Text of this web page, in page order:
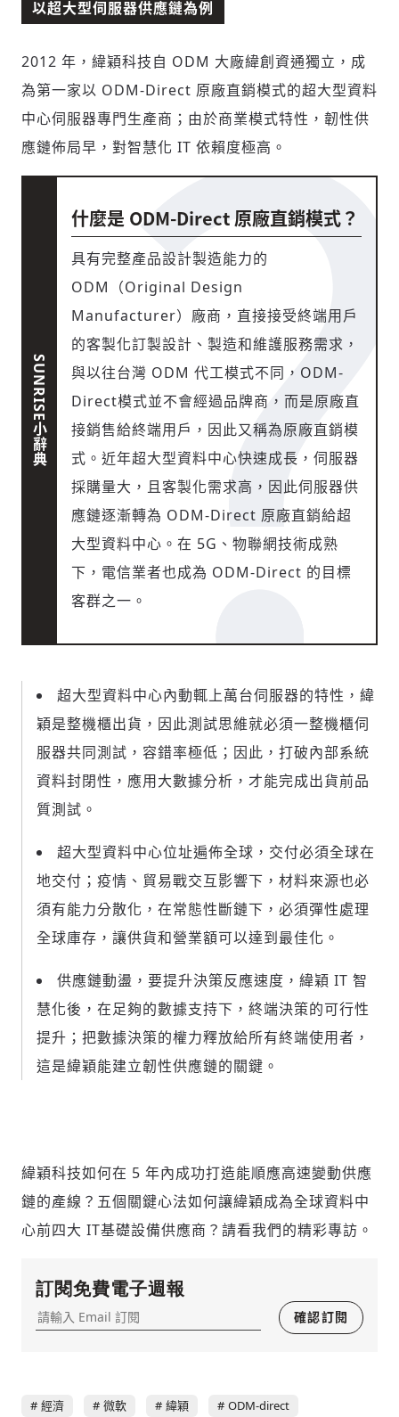
登入或註冊
輸入 Email 驗證碼
請輸入發送到的驗證碼
將此文章當作禮物
近期曾送禮給下列會員
將此文章當作禮物
將此文章以禮物的形式送給朋友嗎
以超大型伺服器供應鏈為例
2012 年，緯穎科技自 ODM 大廠緯創資通獨立，成
為第一家以 ODM-Direct 原廠直銷模式的超大型資料
中心伺服器專門生產商；由於商業模式特性，韌性供
應鏈佈局早，對智慧化 IT 依賴度極高。
什麼是 ODM-Direct 原廠直銷模式？
具有完整產品設計製造能力的
ODM（Original Design
Manufacturer）廠商，直接接受終端用戶
的客製化訂製設計、製造和維護服務需求，
與以往台灣 ODM 代工模式不同，ODM-
Direct模式並不會經過品牌商，而是原廠直
接銷售給終端用戶，因此又稱為原廠直銷模
式。近年超大型資料中心快速成長，伺服器
採購量大，且客製化需求高，因此伺服器供
應鏈逐漸轉為 ODM-Direct 原廠直銷給超
大型資料中心。在 5G、物聯網技術成熟
下，電信業者也成為 ODM-Direct 的目標
客群之一。
超大型資料中心內動輒上萬台伺服器的特性，緯
穎是整機櫃出貨，因此測試思維就必須一整機櫃伺
服器共同測試，容錯率極低；因此，打破內部系統
資料封閉性，應用大數據分析，才能完成出貨前品
質測試。
超大型資料中心位址遍佈全球，交付必須全球在
地交付；疫情、貿易戰交互影響下，材料來源也必
須有能力分散化，在常態性斷鏈下，必須彈性處理
全球庫存，讓供貨和營業額可以達到最佳化。
供應鏈動盪，要提升決策反應速度，緯穎 IT 智
慧化後，在足夠的數據支持下，終端決策的可行性
提升；把數據決策的權力釋放給所有終端使用者，
這是緯穎能建立韌性供應鏈的關鍵。
緯穎科技如何在 5 年內成功打造能順應高速變動供應
鏈的產線？五個關鍵心法如何讓緯穎成為全球資料中
心前四大 IT基礎設備供應商？請看我們的精彩專訪。
訂閱免費電子週報
確認訂閱
經濟 微軟 緯穎
ODM-direct
邀請會員
分享
新增回應
參與深度對談的交流原則：
觀點，以及言論
避免不理性的用詞：不因個人主觀感受不
禁止歧視性的言論：不對他人種族、宗教、
反對任何型式騷擾：杜絕包含但不限於恐
嚇、髒話、威脅、性暗示等文字
陪你從「科技+人文」視角，深入國際政經脈動
35元/週解鎖付費會員專屬內容
✓ 會員專屬 8 折活動報名優惠